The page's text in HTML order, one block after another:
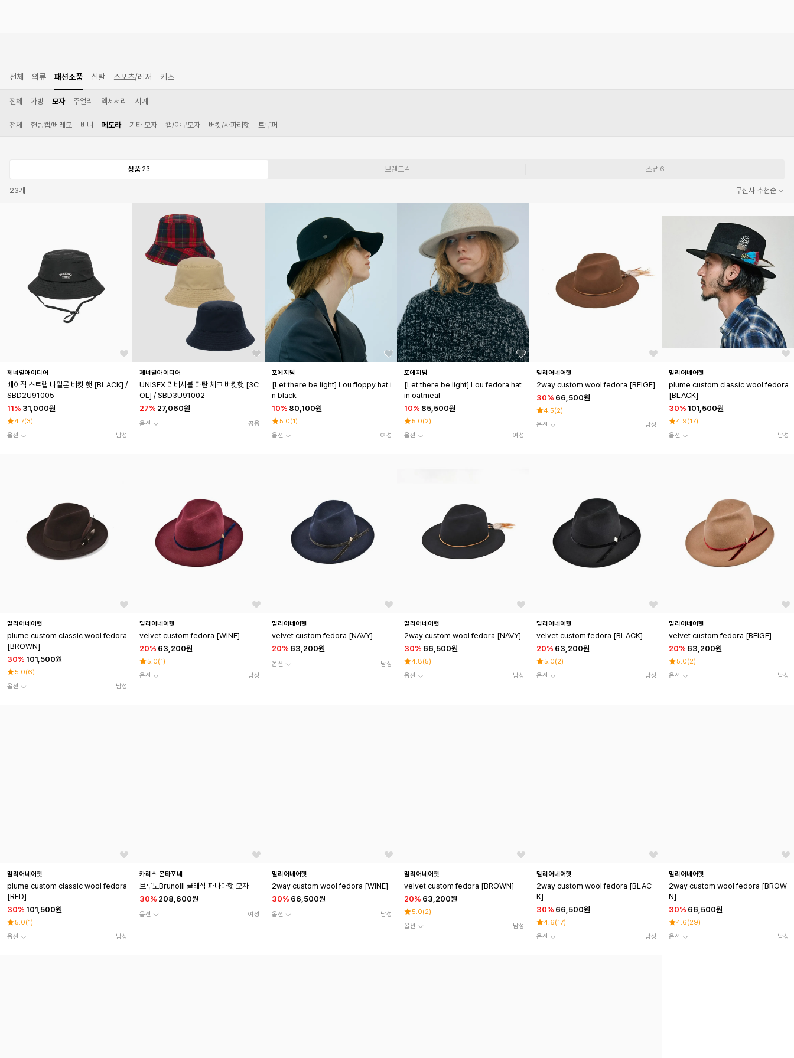
전체 의류 패션소품 신발 스포츠/레저 키즈
전체 가방 모자 주얼리 액세서리 시계
전체 헌팅캡/베레모 비니 페도라 기타 모자 캡/야구모자 버킷/사파리햇 트루퍼
상품 23 브랜드4 스냅 6
23개 무신사 추천순
제너럴아이디어
베이직 스트랩 나일론 버킷 햇 [BLACK] /
SBD2U91005
11% 31,000원
4.7(3)
옵션
남성
제너럴아이디어
UNISEX 리버시블 타탄 체크 버킷햇 [3C
OL] / SBD3U91002
27% 27,060원
옵션 공용
포에지담
[Let there be light] Lou floppy hat i
n black
10% 80,100원
5.0(1)
옵션
여성
포에지담
[Let there be light] Lou fedora hat
in oatmeal
10% 85,500원
5.0(2)
옵션
여성
밀리어네어햇
2way custom wool fedora [BEIGE]
30% 66,500원
4.5(2)
옵션
남성
밀리어네어햇
plume custom classic wool fedora
[BLACK]
30% 101,500원
4.9(17)
옵션
남성
밀리어네어햇
plume custom classic wool fedora
[BROWN]
30% 101,500원
5.0(6)
옵션
남성
밀리어네어햇
velvet custom fedora [WINE]
20% 63,200원
5.0(1)
옵션
남성
밀리어네어햇
velvet custom fedora [NAVY]
20% 63,200원
옵션 남성
밀리어네어햇
2way custom wool fedora [NAVY]
30% 66,500원
4.8(5)
옵션
남성
밀리어네어햇
velvet custom fedora [BLACK]
20% 63,200원
5.0(2)
옵션
남성
밀리어네어햇
velvet custom fedora [BEIGE]
20% 63,200원
5.0(2)
옵션
남성
밀리어네어햇
plume custom classic wool fedora
[RED]
30% 101,500원
5.0(1 )
옵션
남성
카리스 몬타포네
브루노BrunoIII 클래식 파나마햇 모자
30% 208,600원
옵션 여성
밀리어네어햇
2way custom wool fedora [WINE]
30% 66,500원
옵션 남성
밀리어네어햇
velvet custom fedora [BROWN]
20% 63,200원
5.0(2)
옵션
남성
밀리어네어햇
2way custom wool fedora [BLAC
K]
30% 66,500원
4.6(17)
옵션
남성
밀리어네어햇
2way custom wool fedora [BROW
N]
30% 66,500원
4.6(29)
옵션
남성